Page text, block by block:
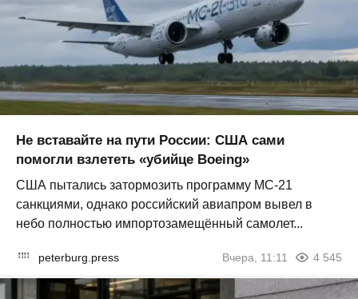
Не вставайте на пути России: США сами
помогли взлететь «убийце Boeing»
США пытались затормозить программу МС-21
санкциями, однако российский авиапром вывел в
небо полностью импортозамещённый самолет...
peterburg.press Вчера, 11:11 4 545